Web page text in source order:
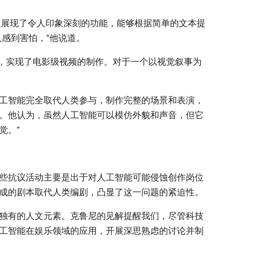
现了令人印象深刻的功能，能够根据简单的文本提
到害怕，”他说道。
现了电影级视频的制作。对于一个以视觉叙事为
能完全取代人类参与，制作完整的场景和表演，
他认为，虽然人工智能可以模仿外貌和声音，但它
。”
抗议活动主要是出于对人工智能可能侵蚀创作岗位
剧本取代人类编剧，凸显了这一问题的紧迫性。
有的人文元素。克鲁尼的见解提醒我们，尽管科技
智能在娱乐领域的应用，开展深思熟虑的讨论并制